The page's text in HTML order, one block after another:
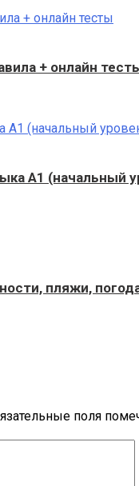
+ онлайн
A1 (начальный
пляжи,
поля